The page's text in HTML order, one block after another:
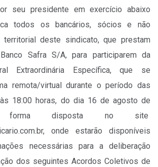
seu presidente em exercício abaixo
todos os bancários, sócios e não
deste sindicato, que prestam
Safra S/A, para participarem da
Extraordinária Específica, que se
remota/virtual durante o período das
18:00 horas, do dia 16 de agosto de
disposta no site
onde estarão disponíveis
necessárias para a deliberação
dos seguintes Acordos Coletivos de